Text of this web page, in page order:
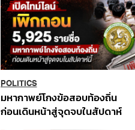
POLITICS
มหากาพย์โกงข้อสอบท้องถิ่น
ก่อนเดินหน้าสู่จุดจบในสัปดาห์